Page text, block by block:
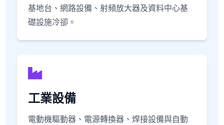
基地台、網路設備、射頻放大器及資料中心基
礎設施冷卻。
工業設備
電動機驅動器、電源轉換器、焊接設備與自動